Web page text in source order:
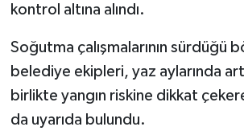
kontrol altına alındı.
Soğutma çalışmalarının sürdüğü
belediye ekipleri, yaz aylarında
birlikte yangın riskine dikkat
da uyarıda bulundu.